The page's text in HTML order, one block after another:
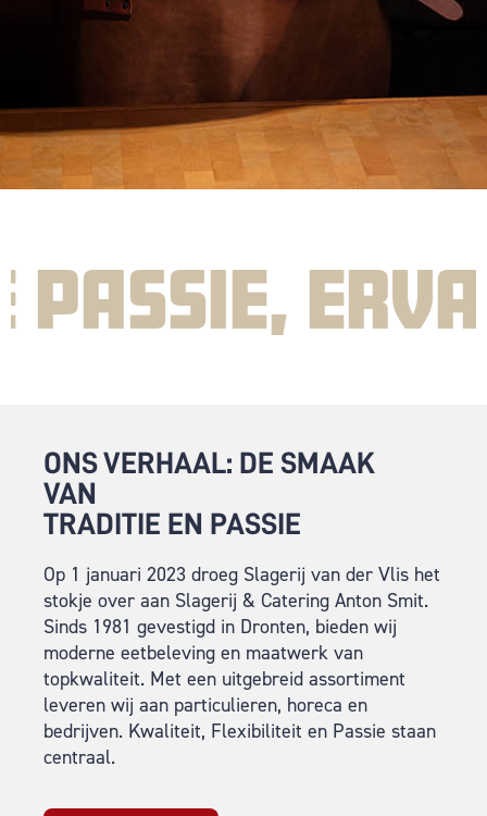
ONS VERHAAL: DE SMAAK
VAN
TRADITIE EN PASSIE
Op 1 januari 2023 droeg Slagerij van der Vlis het
stokje over aan Slagerij & Catering Anton Smit.
Sinds 1981 gevestigd in Dronten, bieden wij
moderne eetbeleving en maatwerk van
topkwaliteit. Met een uitgebreid assortiment
leveren wij aan particulieren, horeca en
bedrijven. Kwaliteit, Flexibiliteit en Passie staan
centraal.